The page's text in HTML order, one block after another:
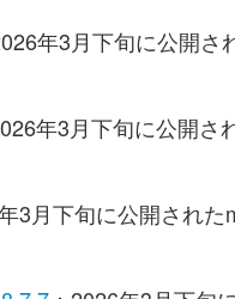
年3月下旬に公開
年3月下旬に公開
3月下旬に公開され